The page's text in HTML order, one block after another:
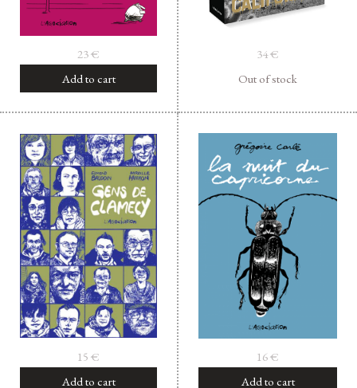
23€
Add to cart
34€
Out of stock
15 €
Add to cart
16€
Add to cart